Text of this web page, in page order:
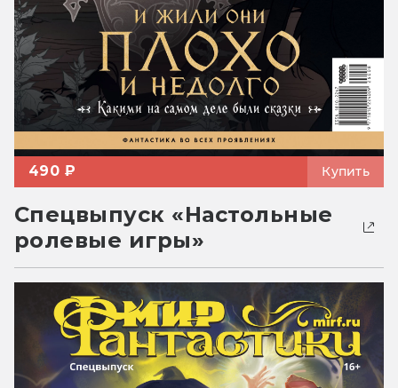
490 ₽ Купить
Спецвыпуск «Настольные
ролевые игры»